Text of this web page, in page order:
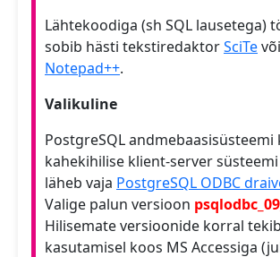
Lähtekoodiga (sh SQL lausetega)
sobib hästi tekstiredaktorSciTevõi
Notepad++.
Valikuline
PostgreSQL andmebaasisüsteemi
kahekihilise klient-server
läheb vaja PostgreSQL ODBC
Valige palun versioon
Hilisemate versioonide korral
kasutamisel koos MS Accessiga